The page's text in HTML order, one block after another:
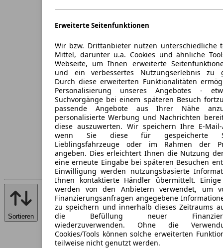
Erweiterte Seitenfunktionen
Wir bzw. Drittanbieter nutzen unterschiedliche
Mittel, darunter u.a. Cookies und ähnliche
Webseite, um Ihnen erweiterte
und ein verbessertes Nutzungserlebnis zu
Durch diese erweiterten Funktionalitäten
Personalisierung unseres Angebotes -
Suchvorgänge bei einem späteren Besuch
passende Angebote aus Ihrer Nähe
personalisierte Werbung und Nachrichten
diese auszuwerten. Wir speichern Ihre E-Mail-
wenn Sie diese für gespeicherte
Lieblingsfahrzeuge oder im Rahmen der
angeben. Dies erleichtert Ihnen die Nutzung
eine erneute Eingabe bei späteren Besuchen
Einwilligung werden nutzungsbasierte
Ihnen kontaktierte Händler übermittelt. Einige
werden von den Anbietern verwendet, um
Finanzierungsanfragen angegebene
zu speichern und innerhalb dieses Zeitraums
die Befüllung neuer
wiederzuverwenden. Ohne die
Cookies/Tools können solche erweiterten
teilweise nicht genutzt werden.
Sortieren